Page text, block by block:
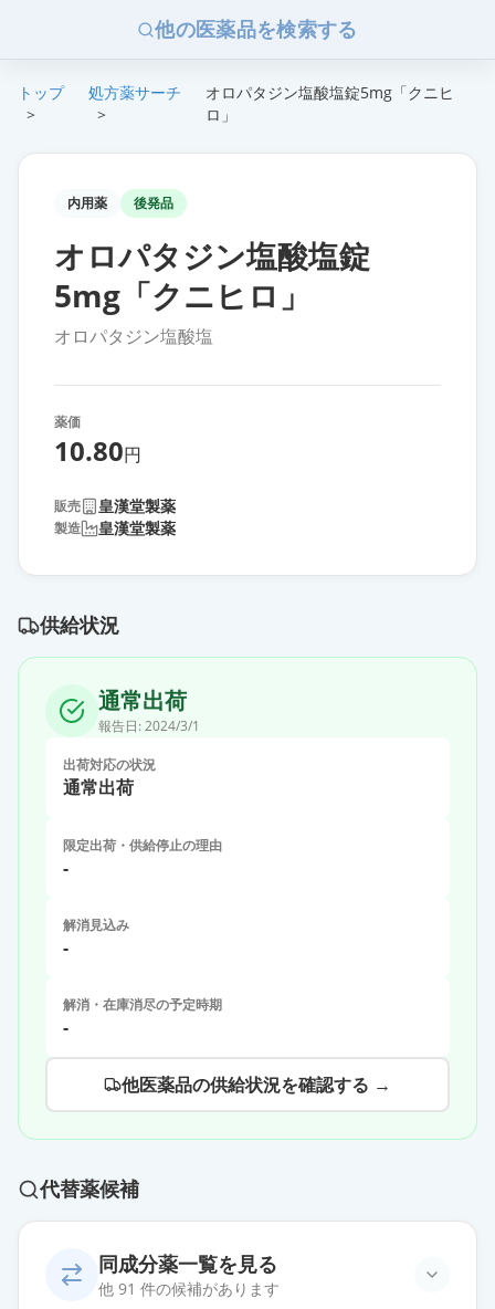
他の医薬品を検索する
トップ
>
処方薬サーチ
>
オロパタジン塩酸塩錠5mg「クニヒ
ロ」
内用薬 後発品
オロパタジン塩酸塩錠
5mg「クニヒロ」
オロパタジン塩酸塩
薬価
10.80円
販売 皇漢堂製薬
製造 皇漢堂製薬
供給状況
通常出荷
報告日: 2024/3/1
出荷対応の状況
通常出荷
限定出荷・供給停止の理由
-
解消見込み
-
解消・在庫消尽の予定時期
-
他医薬品の供給状況を確認する →
代替薬候補
同成分薬一覧を見る
他 91 件の候補があります